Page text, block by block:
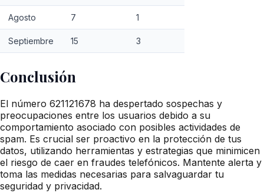
Agosto 7 1
Septiembre 15 3
Conclusión
El número 621121678 ha despertado sospechas y
preocupaciones entre los usuarios debido a su
comportamiento asociado con posibles actividades de
spam. Es crucial ser proactivo en la protección de tus
datos, utilizando herramientas y estrategias que minimicen
el riesgo de caer en fraudes telefónicos. Mantente alerta y
toma las medidas necesarias para salvaguardar tu
seguridad y privacidad.